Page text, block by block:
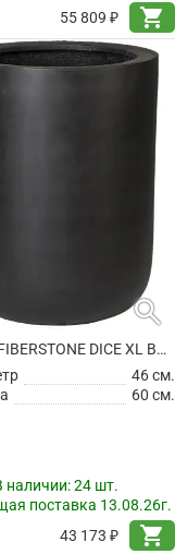
55 809 ₽
shopping_cart
search
КАШПО FIBERSTONE DICE XL BLACK
46 см.
60 см.
наличии:24 шт.
поставка 13.08.26г.
43 173 ₽
shopping_cart